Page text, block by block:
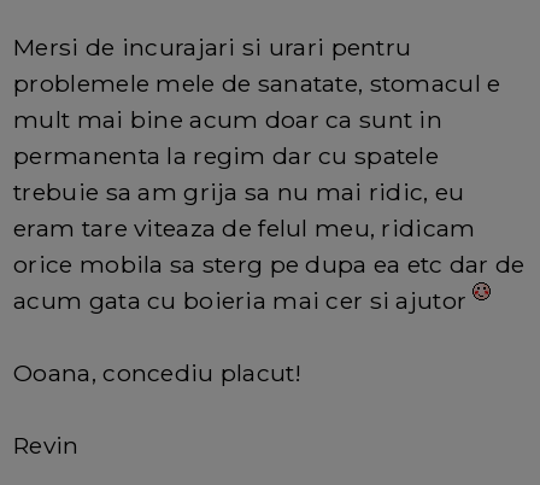
Mersi de incurajari si urari pentru
problemele mele de sanatate, stomacul e
mult mai bine acum doar ca sunt in
permanenta la regim dar cu spatele
trebuie sa am grija sa nu mai ridic, eu
eram tare viteaza de felul meu, ridicam
orice mobila sa sterg pe dupa ea etc dar de
acum gata cu boieria mai cer si ajutor
Ooana, concediu placut!
Revin